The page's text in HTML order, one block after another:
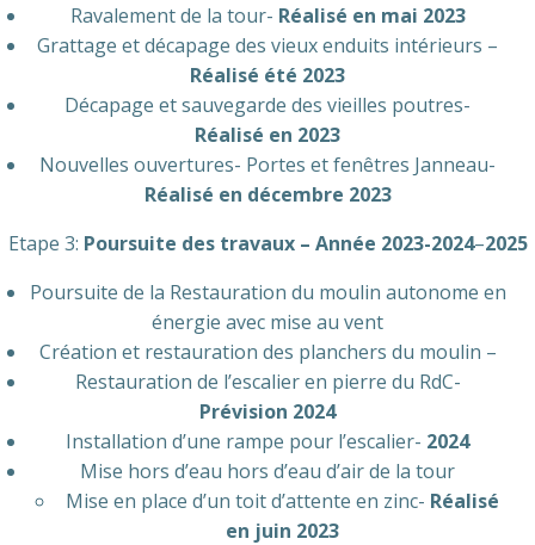
Ravalement de la tour- Réalisé en mai 2023
Grattage et décapage des vieux enduits intérieurs –
Réalisé été 2023
Décapage et sauvegarde des vieilles poutres-
Réalisé en 2023
Nouvelles ouvertures- Portes et fenêtres Janneau-
Réalisé en décembre 2023
Etape 3: Poursuite des travaux – Année 2023-2024–2025
Poursuite de la Restauration du moulin autonome en
énergie avec mise au vent
Création et restauration des planchers du moulin –
Restauration de l’escalier en pierre du RdC-
Prévision 2024
Installation d’une rampe pour l’escalier- 2024
Mise hors d’eau hors d’eau d’air de la tour
Mise en place d’un toit d’attente en zinc- Réalisé
en juin 2023